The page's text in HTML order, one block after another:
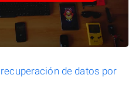
de datos por